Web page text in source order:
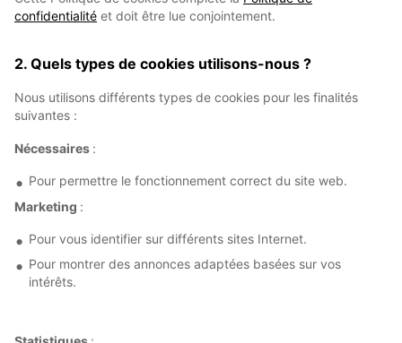
confidentialité et doit être lue conjointement.
2. Quels types de cookies utilisons-nous ?
Nous utilisons différents types de cookies pour les finalités
suivantes :
Nécessaires :
Pour permettre le fonctionnement correct du site web.
Marketing :
Pour vous identifier sur différents sites Internet.
Pour montrer des annonces adaptées basées sur vos
intérêts.